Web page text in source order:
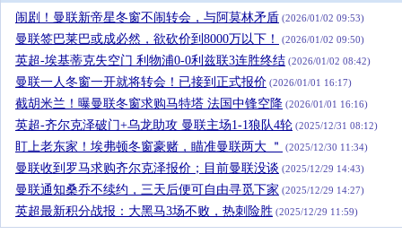
闹剧！曼联新帝星冬窗不闹转会，与阿莫林矛盾 (2026/01/02 09:53)
曼联签巴莱巴或成必然，欲砍价到8000万以下！ (2026/01/02 09:50)
英超-埃基蒂克失空门 利物浦0-0利兹联3连胜终结 (2026/01/02 08:42)
曼联一人冬窗一开就将转会！已接到正式报价 (2026/01/01 16:17)
截胡米兰！曝曼联冬窗求购马特塔 法国中锋空降 (2026/01/01 16:16)
英超-齐尔克泽破门+乌龙助攻 曼联主场1-1狼队4轮 (2025/12/31 08:12)
盯上老东家！埃弗顿冬窗豪赌，瞄准曼联两大 ＂ (2025/12/30 11:34)
曼联收到罗马求购齐尔克泽报价；目前曼联没谈 (2025/12/29 14:43)
曼联通知桑乔不续约，三天后便可自由寻觅下家 (2025/12/29 14:27)
英超最新积分战报：大黑马3场不败，热刺险胜 (2025/12/29 11:59)